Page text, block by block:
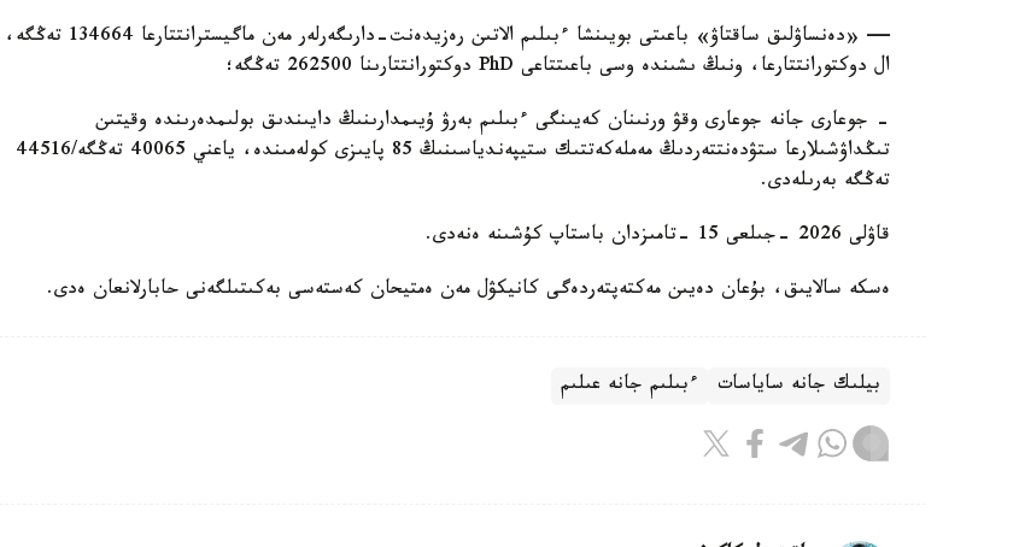
— «دەنساۋلىق ساقتاۋ» باعىتى بويىنشا ءبىلىم الاتىن رەزيدەنت-دارىگەرلەر مەن ماگيسترانتتارعا 134664 تەڭگە،
ال دوكتورانتتارعا، ونىڭ ىشىندە وسى باعىتتاعى PhD دوكتورانتتارىنا 262500 تەڭگە؛
- جوعارى جانە جوعارى وقۋ ورنىنان كەيىنگى ءبىلىم بەرۋ ۇيىمدارىنىڭ دايىندىق بولىمدەرىندە وقيتىن
تىڭداۋشىلارعا ستۋدەنتتەردىڭ مەملەكەتتىك ستيپەندياسىنىڭ 85 پايىزى كولەمىندە، ياعني 40065 تەڭگە/44516
تەڭگە بەرىلەدى.
قاۋلى 2026 -جىلعى 15 -تامىزدان باستاپ كۇشىنە ەنەدى.
ەسكە سالايىق، بۇعان دەيىن مەكتەپتەردەگى كانيكۋل مەن ەمتيحان كەستەسى بەكىتىلگەنى حابارلانعان ەدى.
بيلىك جانە ساياسات ءبىلىم جانە عىلىم